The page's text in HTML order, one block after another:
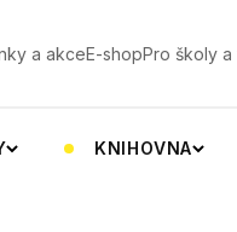
a akceE-shopPro školy
KNIHOVNA